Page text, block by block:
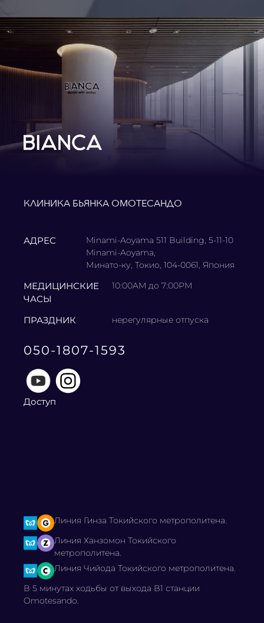
КЛИНИКА БЬЯНКА ОМОТЕСАНДО
АДРЕС
Minami-Aoyama 511 Building, 5-11-10
Minami-Aoyama,
Минато-ку, Токио, 104-0061, Япония
МЕДИЦИНСКИЕ
ЧАСЫ
10:00AM до 7:00PM
ПРАЗДНИК нерегулярные отпуска
050-1807-1593
Доступ
Линия Гинза Токийского метрополитена.
Линия Ханзомон Токийского
метрополитена.
Линия Чийода Токийского метрополитена.
В 5 минутах ходьбы от выхода B1 станции
Omotesando.